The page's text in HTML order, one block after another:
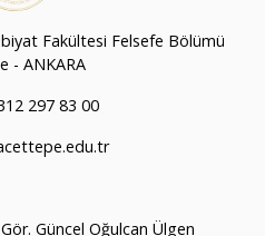
Fakültesi Felsefe Bölümü
- ANKARA
297 83 00
Güncel Oğulcan Ülgen